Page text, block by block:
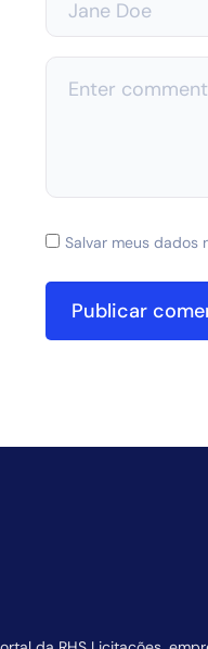
Salvar meus dados